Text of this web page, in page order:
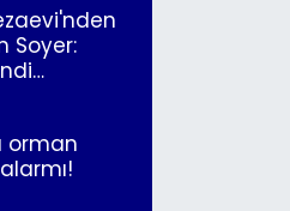
Soyer:
orman